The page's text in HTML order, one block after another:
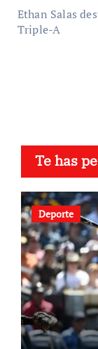
Ethan Salas
Triple-A
Te has
Deporte